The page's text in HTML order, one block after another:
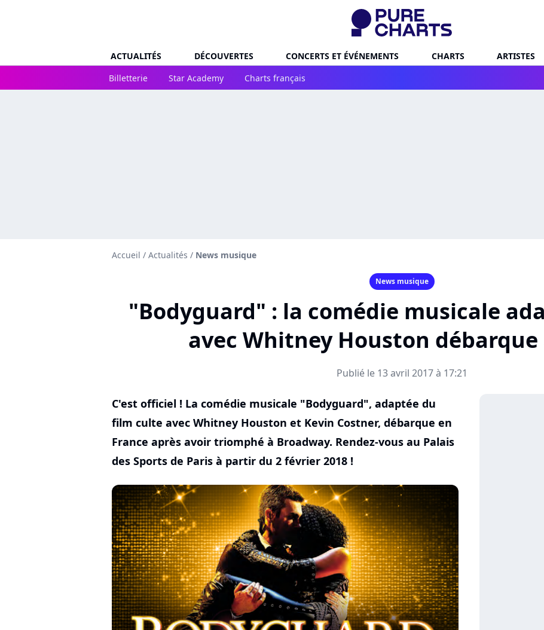
ACTUALITÉS DÉCOUVERTES CONCERTS ET ÉVÉNEMENTS CHARTS ARTISTES
Billetterie
Star Academy Charts français
Accueil / Actualités / News musique
News musique
"Bodyguard" : la comédie musicale
avec Whitney Houston débarque
Publié le 13 avril 2017 à 17:21
C'est officiel ! La comédie musicale "Bodyguard", adaptée du
film culte avec Whitney Houston et Kevin Costner, débarque en
France après avoir triomphé à Broadway. Rendez-vous au Palais
des Sports de Paris à partir du 2 février 2018 !